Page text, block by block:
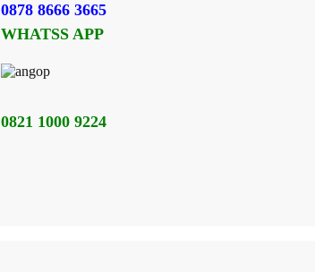
0878 8666 3665
WHATSS APP
0821 1000 9224